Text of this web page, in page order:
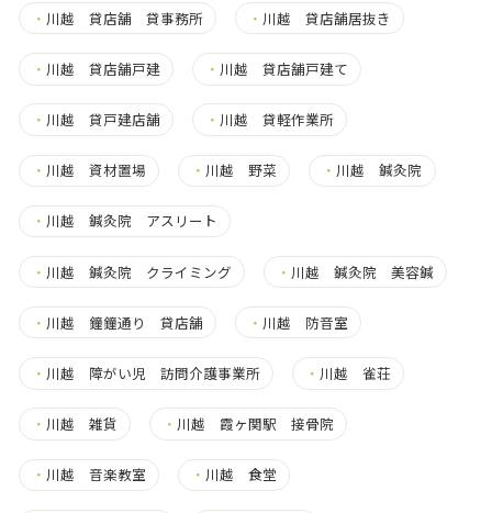
・ 川越 貸店舗 貸事務所 ・ 川越 貸店舗居抜き
・ 川越 貸店舗戸建 ・ 川越 貸店舗戸建て
・ 川越 貸戸建店舗 ・ 川越 貸軽作業所
・ 川越 資材置場 ・ 川越 野菜 ・ 川越 鍼灸院
・ 川越 鍼灸院 アスリート
・ 川越 鍼灸院 クライミング ・ 川越 鍼灸院 美容鍼
・ 川越 鐘鐘通り 貸店舗 ・ 川越 防音室
・ 川越 障がい児 訪問介護事業所 ・ 川越 雀荘
・ 川越 雑貨 ・ 川越 霞ヶ関駅 接骨院
・ 川越 音楽教室 ・ 川越 食堂